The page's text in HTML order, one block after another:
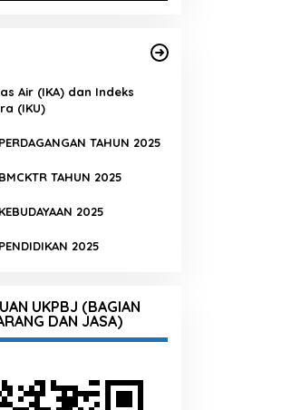
Air (IKA) dan Indeks
(IKU)
TAHUN 2025
TAHUN 2025
2025
2025
UKPBJ (BAGIAN
DAN JASA)